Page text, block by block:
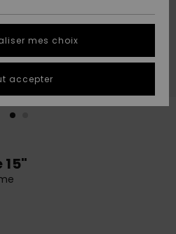
mes choix
accepter